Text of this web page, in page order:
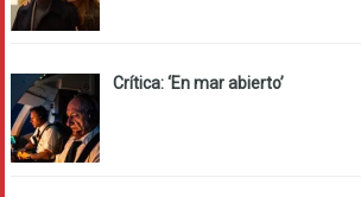
Crítica: ‘En mar abierto’